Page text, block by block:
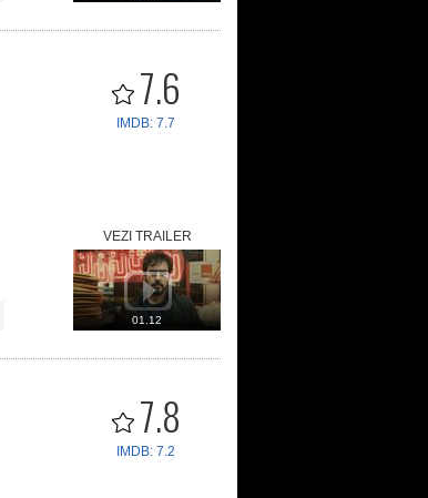
7.6
IMDB: 7.7
VEZI TRAILER
01.12
7.8
IMDB: 7.2